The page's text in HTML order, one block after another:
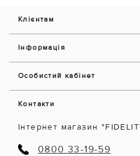
Клієнтам
Інформація
Особистий кабінет
Контакти
Інтернет магазин
0800 33-19-59